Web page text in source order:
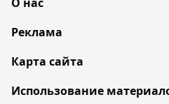
Реклама
Карта сайта
Использование